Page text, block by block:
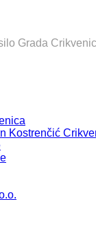
Grada
Kostrenčić